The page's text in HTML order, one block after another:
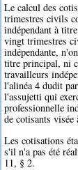
Le calcul des
trimestres civils
indépendant à
vingt trimestres
indépendante,
titre principal, ni
travailleurs
l'alinéa 4 dudit
l'assujetti qui
professionnelle
de cotisants
Les cotisations
s'il n'a pas été
11, § 2.